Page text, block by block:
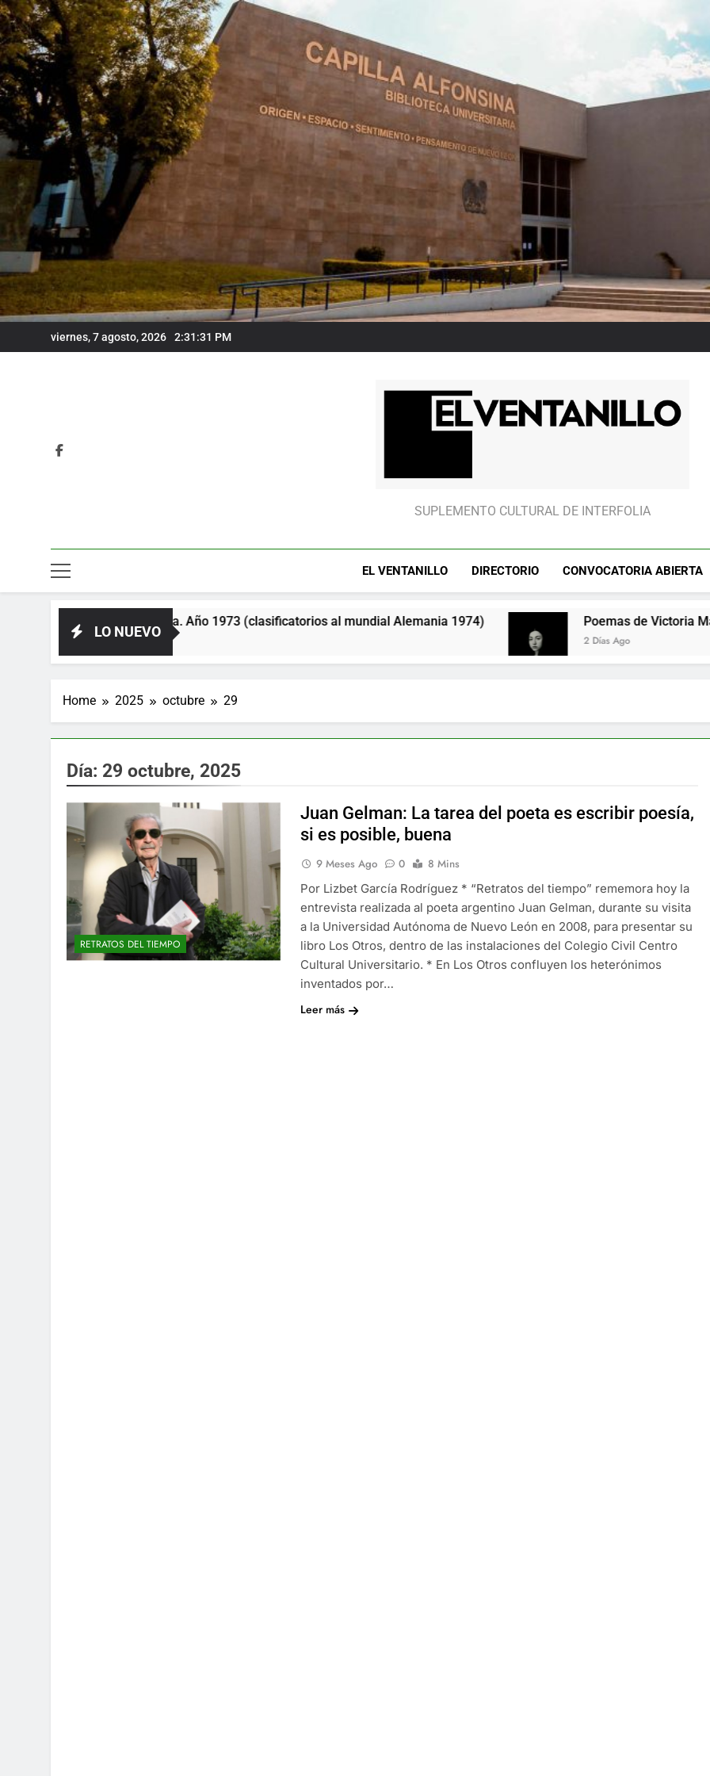
Skip
to
content
viernes, 7 agosto, 2026 2:31:32 PM
El partido
El Ventanillo
SUPLEMENTO CULTURAL DE INTERFOLIA
EL VENTANILLO DIRECTORIO CONVOCATORIA ABIERTA
LO NUEVO
y la Unión Soviética. Año 1973 (clasificatorios al mundial Alemania 1974) Poemas de Victoria Marín Fallas
2 Días Ago
Home 2025 octubre 29
Día: 29 octubre, 2025
RETRATOS DEL TIEMPO
Juan Gelman: La tarea del poeta es escribir poesía,
si es posible, buena
9 Meses Ago 0
8 Mins
Por Lizbet García Rodríguez * “Retratos del tiempo” rememora hoy la
entrevista realizada al poeta argentino Juan Gelman, durante su visita
a la Universidad Autónoma de Nuevo León en 2008, para presentar su
libro Los Otros, dentro de las instalaciones del Colegio Civil Centro
Cultural Universitario. * En Los Otros confluyen los heterónimos
inventados por…
Leer más